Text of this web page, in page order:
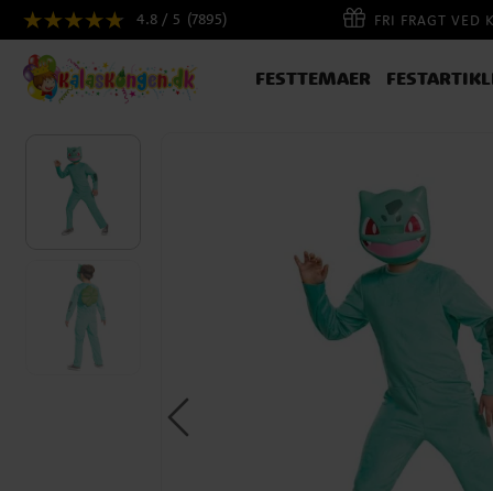
4.8 / 5 (7895) FRI FRAGT VED
FESTTEMAER